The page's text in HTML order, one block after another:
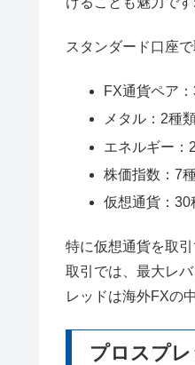
スタンダード口座
FX通貨ペア
メタル：2種類
エネルギー：
株価指数：7
仮想通貨：30
特に仮想通貨を取
取引では、最大レ
レッドは海外FXの
プロスプ